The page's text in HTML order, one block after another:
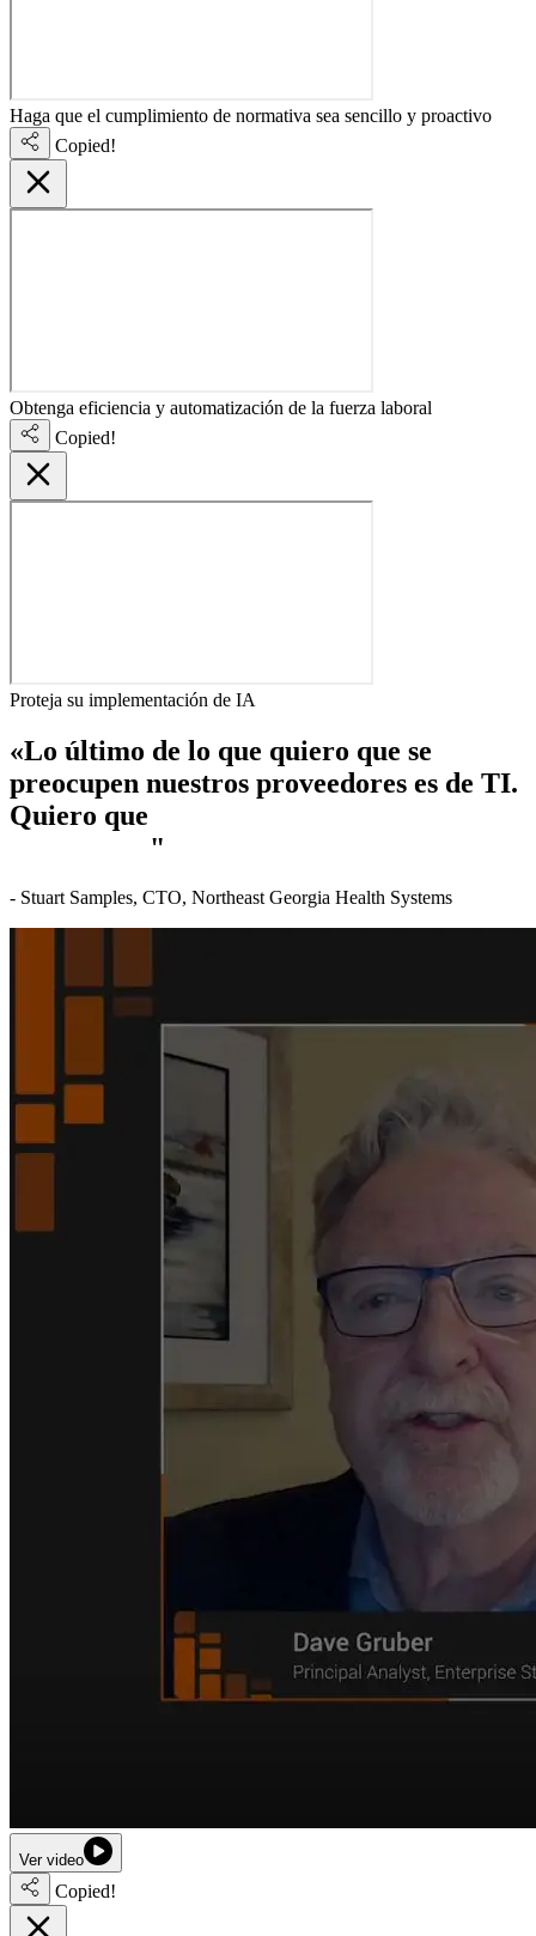
Haga que el cumplimiento de normativa sea sencillo y proactivo
Copied!
Obtenga eficiencia y automatización de la fuerza laboral
Copied!
Proteja su implementación de IA
«Lo último de lo que quiero que se
preocupen nuestros proveedores es de TI.
Quiero que
"
- Stuart Samples, CTO, Northeast Georgia Health Systems
Ver video
Copied!